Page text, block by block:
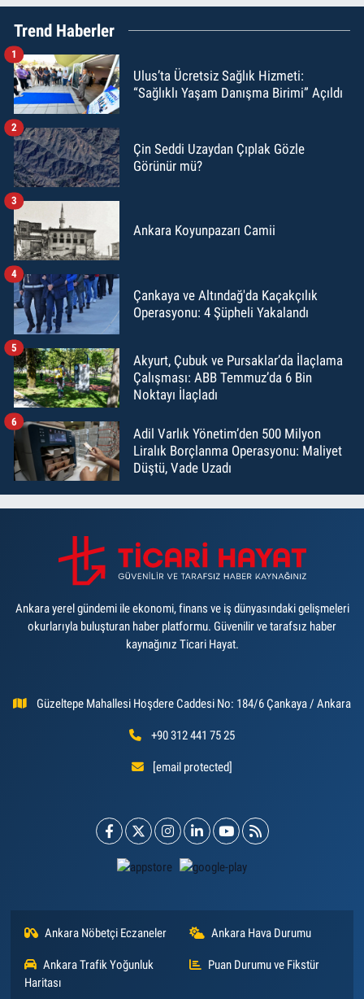
Trend Haberler
Ulus’ta Ücretsiz Sağlık Hizmeti:
“Sağlıklı Yaşam Danışma Birimi” Açıldı
1
Çin Seddi Uzaydan Çıplak Gözle
Görünür mü?
2
Ankara Koyunpazarı Camii
3
Çankaya ve Altındağ'da Kaçakçılık
Operasyonu: 4 Şüpheli Yakalandı
4
Akyurt, Çubuk ve Pursaklar’da İlaçlama
Çalışması: ABB Temmuz’da 6 Bin
Noktayı İlaçladı
5
Adil Varlık Yönetim’den 500 Milyon
Liralık Borçlanma Operasyonu: Maliyet
Düştü, Vade Uzadı
6
Ankara yerel gündemi ile ekonomi, finans ve iş dünyasındaki gelişmeleri
okurlarıyla buluşturan haber platformu. Güvenilir ve tarafsız haber
kaynağınız Ticari Hayat.
Güzeltepe Mahallesi Hoşdere Caddesi No: 184/6 Çankaya / Ankara
+90 312 441 75 25
[email protected]
Ankara Nöbetçi Eczaneler Ankara Hava Durumu
Ankara Trafik Yoğunluk
Haritası
Puan Durumu ve Fikstür